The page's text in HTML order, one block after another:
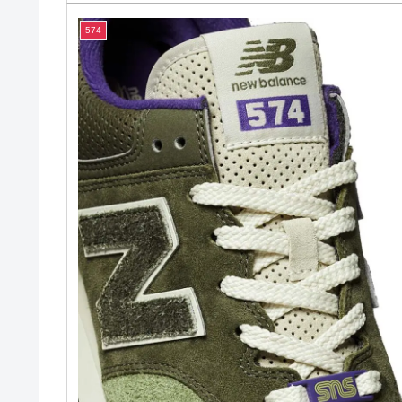
atmos x new balance M2002RAT [Shibuya
Rats]
アトモス✕ニューバランス M2002RAT「渋谷ネズミ」
atmos と New Balance がコラボレート。渋谷の街を駆け
抜けるネズミにインスパイアされた M2002R AT （RAT）
をリリースしました。ベースとなるスニーカーの「20...
2022.05.24
574